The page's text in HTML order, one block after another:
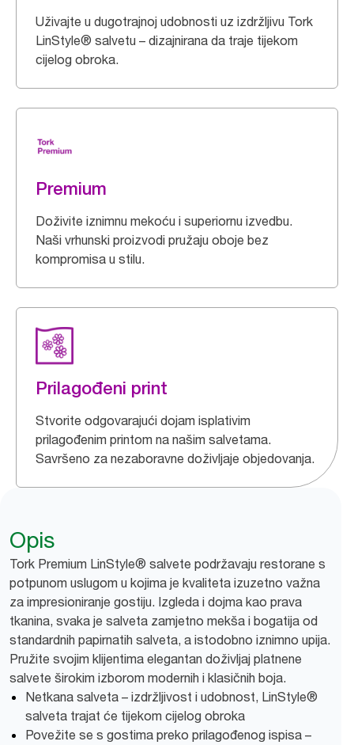
Uživajte u dugotrajnoj udobnosti uz izdržljivu Tork
LinStyle® salvetu – dizajnirana da traje tijekom
cijelog obroka.
Premium
Doživite iznimnu mekoću i superiornu izvedbu.
Naši vrhunski proizvodi pružaju oboje bez
kompromisa u stilu.
Prilagođeni print
Stvorite odgovarajući dojam isplativim
prilagođenim printom na našim salvetama.
Savršeno za nezaboravne doživljaje objedovanja.
Opis
Tork Premium LinStyle® salvete podržavaju restorane s
potpunom uslugom u kojima je kvaliteta izuzetno važna
za impresioniranje gostiju. Izgleda i dojma kao prava
tkanina, svaka je salveta zamjetno mekša i bogatija od
standardnih papirnatih salveta, a istodobno iznimno upija.
Pružite svojim klijentima elegantan doživljaj platnene
salvete širokim izborom modernih i klasičnih boja.
Netkana salveta – izdržljivost i udobnost, LinStyle®
salveta trajat će tijekom cijelog obroka
Povežite se s gostima preko prilagođenog ispisa –